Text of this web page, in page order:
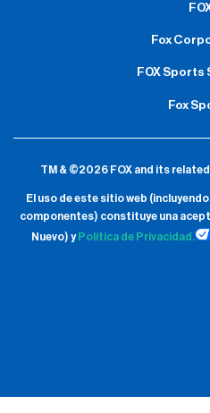
Fox
FOX
Fox
TM & ©2026 FOX and its
El uso de este sitio web
componentes) constituye una
Nuevo) y Política de Privacidad.